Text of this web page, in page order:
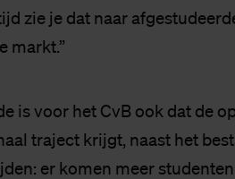
zie je dat naar
markt.”
is voor het CvB ook dat de
traject krijgt, naast het
er komen meer